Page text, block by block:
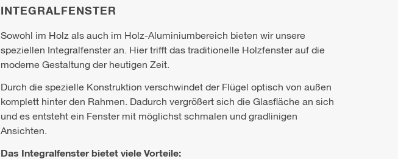
INTEGRALFENSTER
Sowohl im Holz als auch im Holz-Aluminiumbereich bieten wir unsere
speziellen Integralfenster an. Hier trifft das traditionelle Holzfenster auf die
moderne Gestaltung der heutigen Zeit.
Durch die spezielle Konstruktion verschwindet der Flügel optisch von außen
komplett hinter den Rahmen. Dadurch vergrößert sich die Glasfläche an sich
und es entsteht ein Fenster mit möglichst schmalen und gradlinigen
Ansichten.
Das Integralfenster bietet viele Vorteile: